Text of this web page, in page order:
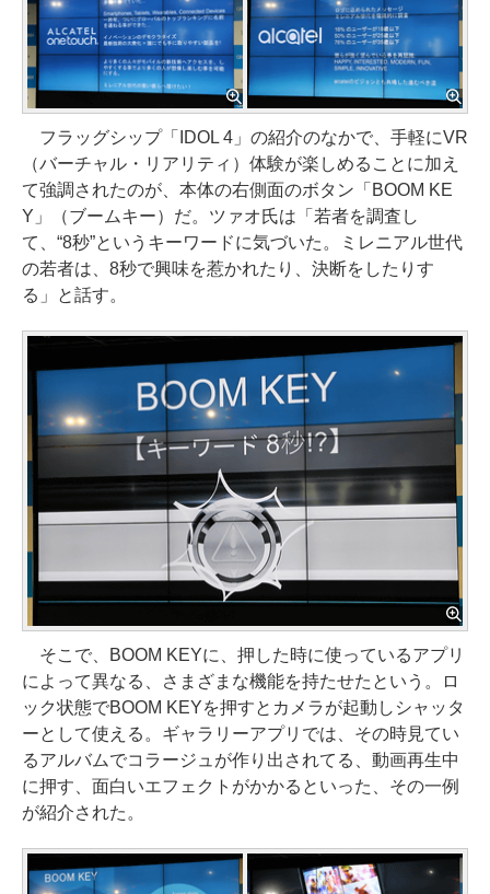
フラッグシップ「IDOL 4」の紹介のなかで、手軽にVR
（バーチャル・リアリティ）体験が楽しめることに加え
て強調されたのが、本体の右側面のボタン「BOOM KE
Y」（ブームキー）だ。ツァオ氏は「若者を調査し
て、“8秒”というキーワードに気づいた。ミレニアル世代
の若者は、8秒で興味を惹かれたり、決断をしたりす
る」と話す。
そこで、BOOM KEYに、押した時に使っているアプリ
によって異なる、さまざまな機能を持たせたという。ロ
ック状態でBOOM KEYを押すとカメラが起動しシャッタ
ーとして使える。ギャラリーアプリでは、その時見てい
るアルバムでコラージュが作り出されてる、動画再生中
に押す、面白いエフェクトがかかるといった、その一例
が紹介された。